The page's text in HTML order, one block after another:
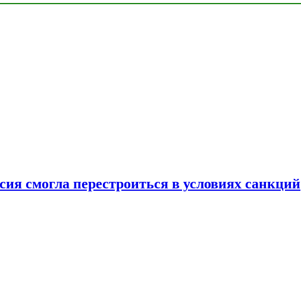
смогла перестроиться в условиях санкций